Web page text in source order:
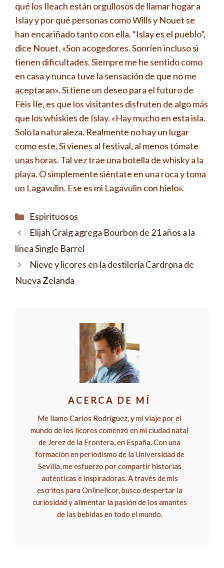
qué los Ileach están orgullosos de llamar hogar a
Islay y por qué personas como Wills y Nouet se
han encariñado tanto con ella. “Islay es el pueblo”,
dice Nouet. «Son acogedores. Sonríen incluso si
tienen dificultades. Siempre me he sentido como
en casa y nunca tuve la sensación de que no me
aceptaran». Si tiene un deseo para el futuro de
Fèis Ìle, es que los visitantes disfruten de algo más
que los whiskies de Islay. «Hay mucho en esta isla.
Solo la naturaleza. Realmente no hay un lugar
como este. Si vienes al festival, al menos tómate
unas horas. Tal vez trae una botella de whisky a la
playa. O simplemente siéntate en una roca y toma
un Lagavulin. Ese es mi Lagavulin con hielo».
Categorías
Espirituosos
Elijah Craig agrega Bourbon de 21 años a la
línea Single Barrel
Nieve y licores en la destilería Cardrona de
Nueva Zelanda
ACERCA DE MÍ
Me llamo Carlos Rodríguez, y mi viaje por el
mundo de los licores comenzó en mi ciudad natal
de Jerez de la Frontera, en España. Con una
formación en periodismo de la Universidad de
Sevilla, me esfuerzo por compartir historias
auténticas e inspiradoras. A través de mis
escritos para Onlinelicor, busco despertar la
curiosidad y alimentar la pasión de los amantes
de las bebidas en todo el mundo.